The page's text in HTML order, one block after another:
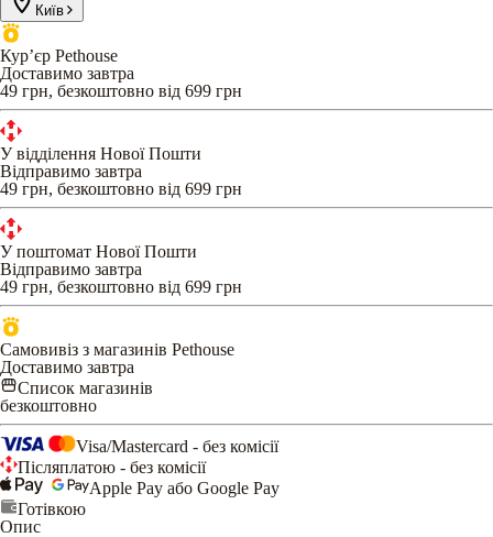
Київ
Кур’єр Pethouse
Доставимо завтра
49 грн, безкоштовно від 699 грн
У відділення Нової Пошти
Відправимо завтра
49 грн, безкоштовно від 699 грн
У поштомат Нової Пошти
Відправимо завтра
49 грн, безкоштовно від 699 грн
Самовивіз з магазинів Pethouse
Доставимо завтра
Список магазинів
безкоштовно
Visa/Mastercard - без комісії
Післяплатою - без комісії
Apple Pay або Google Pay
Готівкою
Опис